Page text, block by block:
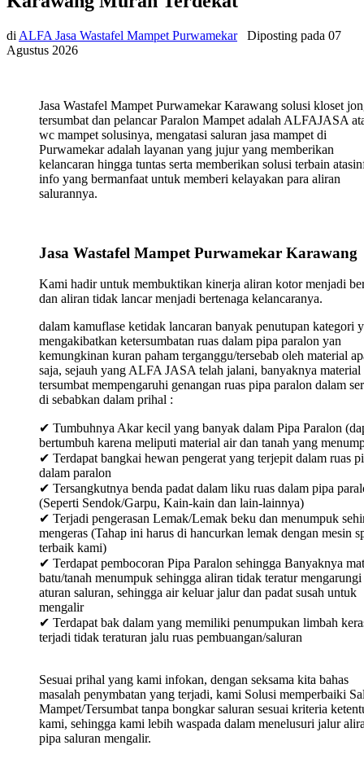
di ALFA Jasa Wastafel Mampet Purwamekar Diposting pada 07
Agustus 2026
Jasa Wastafel Mampet Purwamekar Karawang solusi kloset
tersumbat dan pelancar Paralon Mampet adalah ALFAJASA
wc mampet solusinya, mengatasi saluran jasa mampet di
Purwamekar adalah layanan yang jujur yang memberikan
kelancaran hingga tuntas serta memberikan solusi terbain
info yang bermanfaat untuk memberi kelayakan para aliran
salurannya.
Jasa Wastafel Mampet Purwamekar Karawang
Kami hadir untuk membuktikan kinerja aliran kotor menjadi
dan aliran tidak lancar menjadi bertenaga kelancaranya.
dalam kamuflase ketidak lancaran banyak penutupan kategori
mengakibatkan ketersumbatan ruas dalam pipa paralon yan
kemungkinan kuran paham terganggu/tersebab oleh material
saja, sejauh yang ALFA JASA telah jalani, banyaknya material
tersumbat mempengaruhi genangan ruas pipa paralon dalam
di sebabkan dalam prihal :
✔ Tumbuhnya Akar kecil yang banyak dalam Pipa Paralon
bertumbuh karena meliputi material air dan tanah yang
✔ Terdapat bangkai hewan pengerat yang terjepit dalam ruas
dalam paralon
✔ Tersangkutnya benda padat dalam liku ruas dalam pipa
(Seperti Sendok/Garpu, Kain-kain dan lain-lainnya)
✔ Terjadi pengerasan Lemak/Lemak beku dan menumpuk
mengeras (Tahap ini harus di hancurkan lemak dengan mesin
terbaik kami)
✔ Terdapat pembocoran Pipa Paralon sehingga Banyaknya
batu/tanah menumpuk sehingga aliran tidak teratur mengarungi
aturan saluran, sehingga air keluar jalur dan padat susah untuk
mengalir
✔ Terdapat bak dalam yang memiliki penumpukan limbah
terjadi tidak teraturan jalu ruas pembuangan/saluran
Sesuai prihal yang kami infokan, dengan seksama kita bahas
masalah penymbatan yang terjadi, kami Solusi memperbaiki
Mampet/Tersumbat tanpa bongkar saluran sesuai kriteria
kami, sehingga kami lebih waspada dalam menelusuri jalur
pipa saluran mengalir.